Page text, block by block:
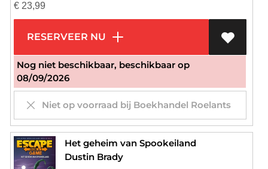
€23,99
RESERVEER NU
Nog niet beschikbaar, beschikbaar op
08/09/2026
Niet op voorraad bij Boekhandel Roelants
Het geheim van Spookeiland
Dustin Brady